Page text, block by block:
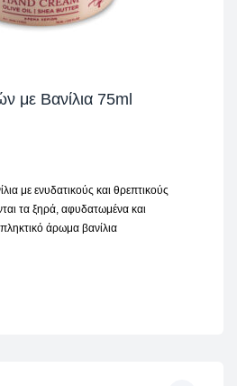
με Βανίλια 75ml
με ενυδατικούς και θρεπτικούς
τα ξηρά, αφυδατωμένα και
άρωμα βανίλια